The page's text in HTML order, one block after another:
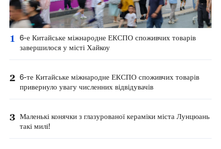
1
6-е Китайське міжнародне ЕКСПО споживчих товарів
завершилося у місті Хайкоу
2 6-те Китайське міжнародне ЕКСПО споживчих товарів
привернуло увагу численних відвідувачів
3 Маленькі конячки з глазурованої кераміки міста Лунцюань
такі милі!